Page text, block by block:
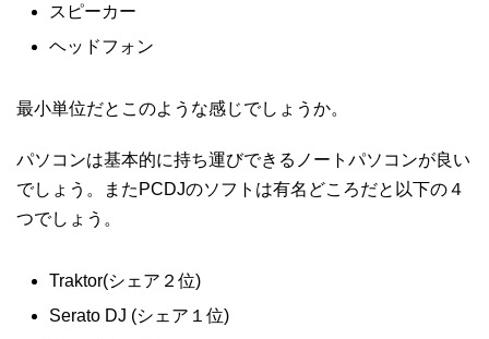
スピーカー
ヘッドフォン
最小単位だとこのような感じでしょうか。
パソコンは基本的に持ち運びできるノートパソコンが良い
でしょう。またPCDJのソフトは有名どころだと以下の４
つでしょう。
Traktor(シェア２位)
Serato DJ (シェア１位)